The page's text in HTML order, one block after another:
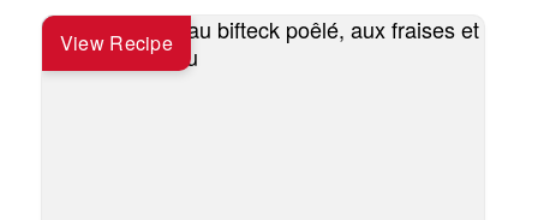
View Recipe